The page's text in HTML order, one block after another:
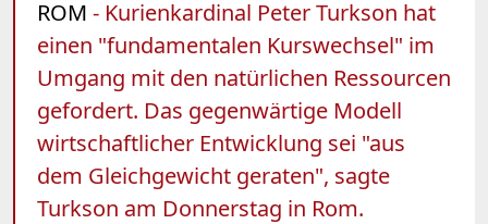
ROM - Kurienkardinal Peter Turkson hat
einen "fundamentalen Kurswechsel" im
Umgang mit den natürlichen Ressourcen
gefordert. Das gegenwärtige Modell
wirtschaftlicher Entwicklung sei "aus
dem Gleichgewicht geraten", sagte
Turkson am Donnerstag in Rom.